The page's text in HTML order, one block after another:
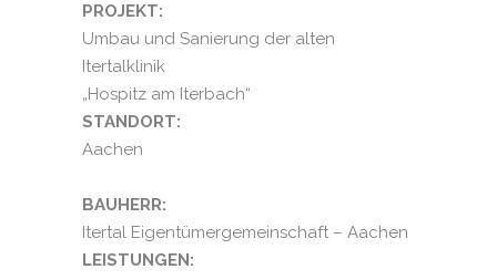
PROJEKT:
Umbau und Sanierung der alten
Itertalklinik
„Hospitz am Iterbach“
STANDORT:
Aachen
BAUHERR:
Itertal Eigentümergemeinschaft – Aachen
LEISTUNGEN: